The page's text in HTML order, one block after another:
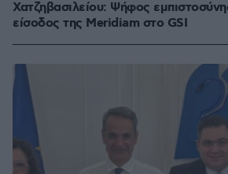
Χατζηβασιλείου: Ψήφος
είσοδος της Meridiam στο GSI